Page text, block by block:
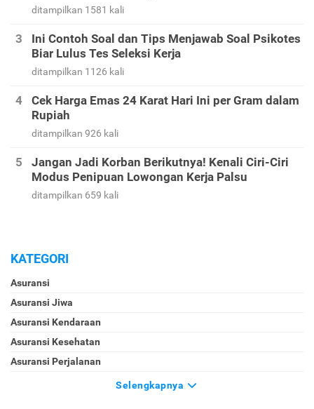
ditampilkan 1581 kali
Ini Contoh Soal dan Tips Menjawab Soal Psikotes
Biar Lulus Tes Seleksi Kerja
ditampilkan 1126 kali
Cek Harga Emas 24 Karat Hari Ini per Gram dalam
Rupiah
ditampilkan 926 kali
Jangan Jadi Korban Berikutnya! Kenali Ciri-Ciri
Modus Penipuan Lowongan Kerja Palsu
ditampilkan 659 kali
KATEGORI
Asuransi
Asuransi Jiwa
Asuransi Kendaraan
Asuransi Kesehatan
Asuransi Perjalanan
Selengkapnya